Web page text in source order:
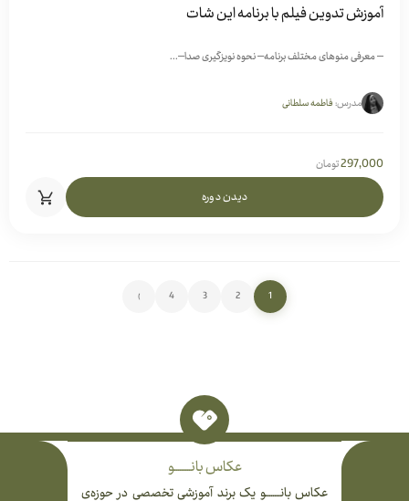
آموزش تدوین فیلم با برنامه این شات
– معرفی منوهای مختلف برنامه– نحوه نویزگیری صدا–...
مدرس:فاطمه سلطانی
297,000تومان
دیدن دوره
1
2
3
4
›
عکاس بانـــــــــو
عکاس بانــــــــو یک برند آموزشی تخصصی در حوزه‌ی